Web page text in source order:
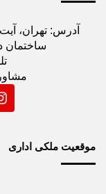
آدرس: تهران، آیت
مشاوره
موقعیت ملکی اداری